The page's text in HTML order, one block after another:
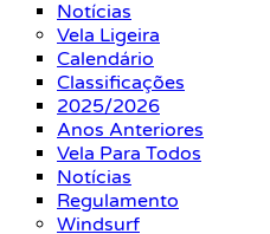
Notícias
Vela Ligeira
Calendário
Classificações
2025/2026
Anos Anteriores
Vela Para Todos
Notícias
Regulamento
Windsurf